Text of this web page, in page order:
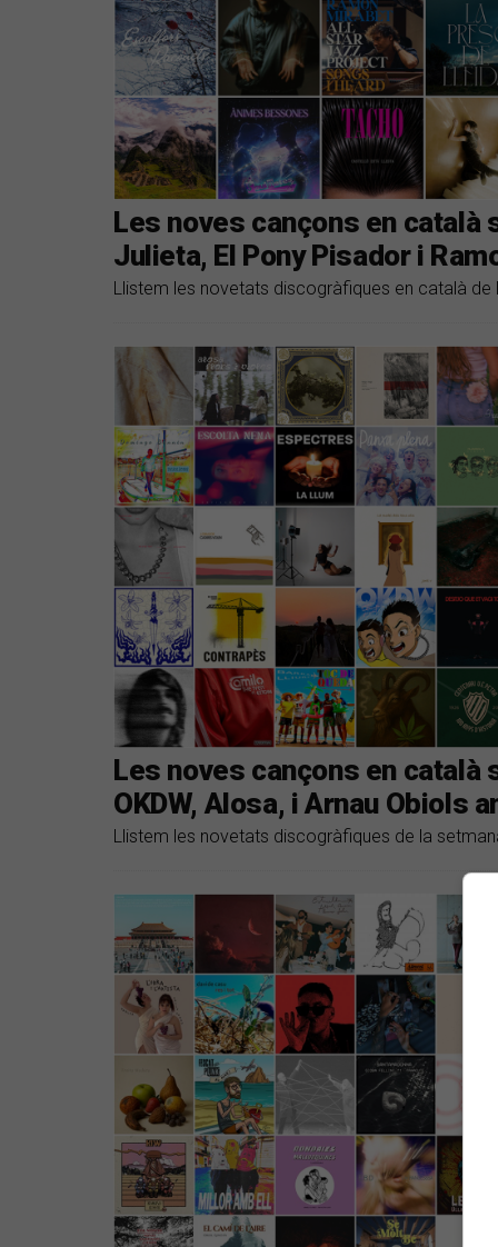
Les noves cançons en català
Julieta, El Pony Pisador i
Llistem les novetats discogràfiques en català de
Les noves cançons en català
OKDW, Alosa, i Arnau Obiols
Llistem les novetats discogràfiques de la